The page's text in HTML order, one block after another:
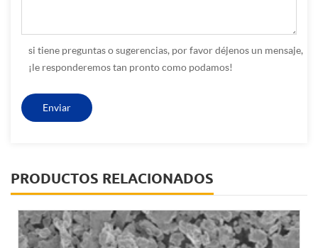
si tiene preguntas o sugerencias, por favor déjenos un mensaje,
¡le responderemos tan pronto como podamos!
PRODUCTOS RELACIONADOS